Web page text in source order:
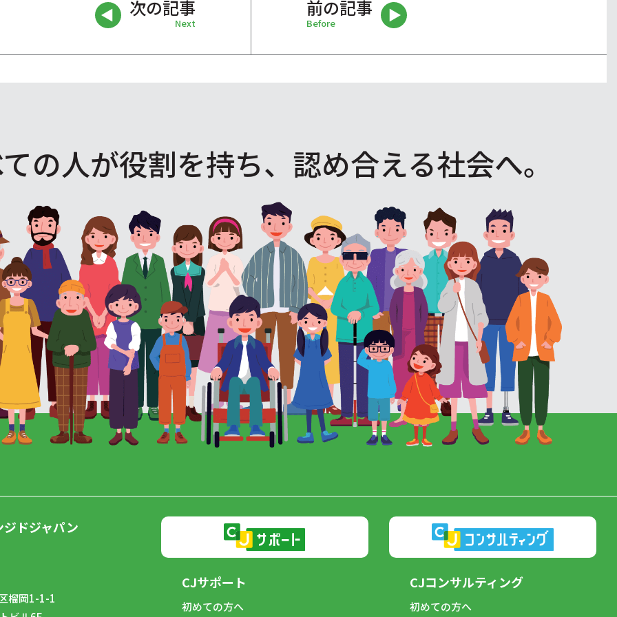
次の記事
Next
前の記事
Before
の人が役割を持ち、認め合える社会へ。
ドジャパン
榴岡1-1-1
CJサポート
初めての方へ
CJコンサルティング
初めての方へ